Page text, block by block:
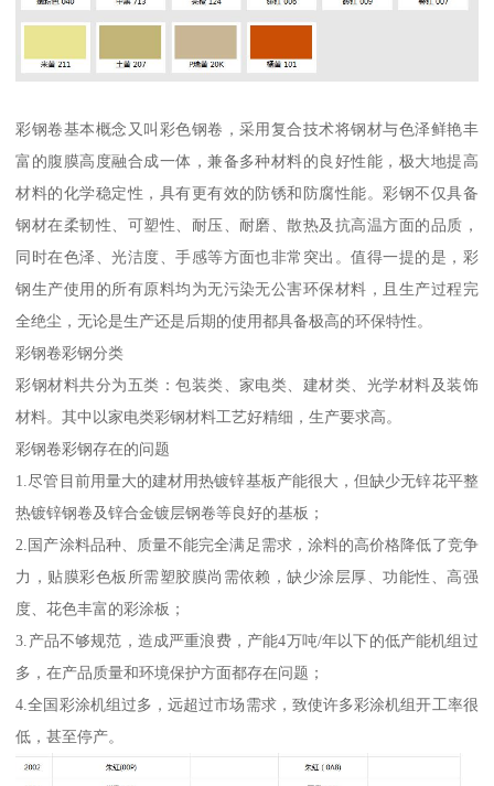
彩钢卷基本概念又叫彩色钢卷，采用复合技术将钢材与色泽鲜艳丰
富的腹膜高度融合成一体，兼备多种材料的良好性能，极大地提高
材料的化学稳定性，具有更有效的防锈和防腐性能。彩钢不仅具备
钢材在柔韧性、可塑性、耐压、耐磨、散热及抗高温方面的品质，
同时在色泽、光洁度、手感等方面也非常突出。值得一提的是，彩
钢生产使用的所有原料均为无污染无公害环保材料，且生产过程完
全绝尘，无论是生产还是后期的使用都具备极高的环保特性。
彩钢卷彩钢分类
彩钢材料共分为五类：包装类、家电类、建材类、光学材料及装饰
材料。其中以家电类彩钢材料工艺好精细，生产要求高。
彩钢卷彩钢存在的问题
1.尽管目前用量大的建材用热镀锌基板产能很大，但缺少无锌花平整
热镀锌钢卷及锌合金镀层钢卷等良好的基板；
2.国产涂料品种、质量不能完全满足需求，涂料的高价格降低了竞争
力，贴膜彩色板所需塑胶膜尚需依赖，缺少涂层厚、功能性、高强
度、花色丰富的彩涂板；
3.产品不够规范，造成严重浪费，产能4万吨/年以下的低产能机组过
多，在产品质量和环境保护方面都存在问题；
4.全国彩涂机组过多，远超过市场需求，致使许多彩涂机组开工率很
低，甚至停产。